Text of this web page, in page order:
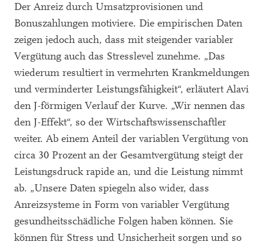
Der Anreiz durch Umsatzprovisionen und
Bonuszahlungen motiviere. Die empirischen Daten
zeigen jedoch auch, dass mit steigender variabler
Vergütung auch das Stresslevel zunehme. „Das
wiederum resultiert in vermehrten Krankmeldungen
und verminderter Leistungsfähigkeit“, erläutert Alavi
den J-förmigen Verlauf der Kurve. „Wir nennen das
den J-Effekt“, so der Wirtschaftswissenschaftler
weiter. Ab einem Anteil der variablen Vergütung von
circa 30 Prozent an der Gesamtvergütung steigt der
Leistungsdruck rapide an, und die Leistung nimmt
ab. „Unsere Daten spiegeln also wider, dass
Anreizsysteme in Form von variabler Vergütung
gesundheitsschädliche Folgen haben können. Sie
können für Stress und Unsicherheit sorgen und so